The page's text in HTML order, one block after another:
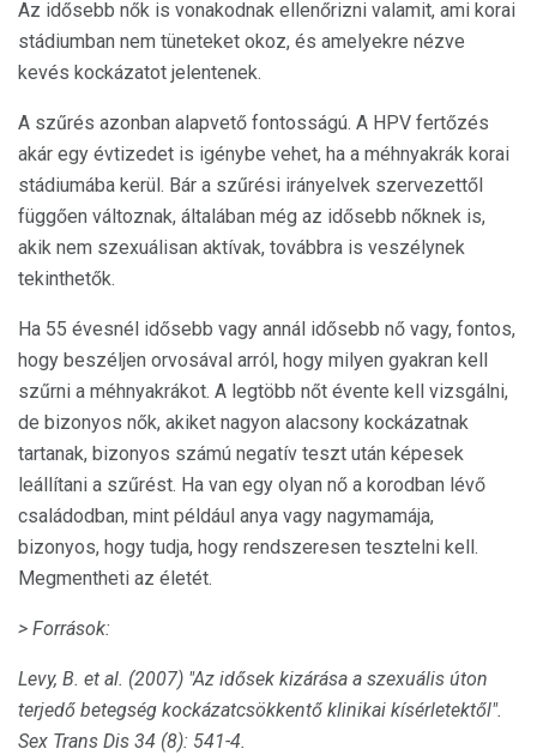
Az idősebb nők is vonakodnak ellenőrizni valamit, ami korai
stádiumban nem tüneteket okoz, és amelyekre nézve
kevés kockázatot jelentenek.
A szűrés azonban alapvető fontosságú. A HPV fertőzés
akár egy évtizedet is igénybe vehet, ha a méhnyakrák korai
stádiumába kerül. Bár a szűrési irányelvek szervezettől
függően változnak, általában még az idősebb nőknek is,
akik nem szexuálisan aktívak, továbbra is veszélynek
tekinthetők.
Ha 55 évesnél idősebb vagy annál idősebb nő vagy, fontos,
hogy beszéljen orvosával arról, hogy milyen gyakran kell
szűrni a méhnyakrákot. A legtöbb nőt évente kell vizsgálni,
de bizonyos nők, akiket nagyon alacsony kockázatnak
tartanak, bizonyos számú negatív teszt után képesek
leállítani a szűrést. Ha van egy olyan nő a korodban lévő
családodban, mint például anya vagy nagymamája,
bizonyos, hogy tudja, hogy rendszeresen tesztelni kell.
Megmentheti az életét.
> Források:
Levy, B. et al. (2007) "Az idősek kizárása a szexuális úton
terjedő betegség kockázatcsökkentő klinikai kísérletektől".
Sex Trans Dis 34 (8): 541-4.